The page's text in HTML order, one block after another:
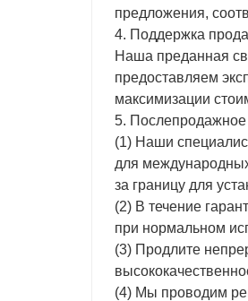
предложения,
4. Поддержка
Наша преданная
предоставляем
максимизации
5.
(1) Наши
для
за границу для
(2) В течение
при нормальном
(3) Продлите
(4) Мы проводим